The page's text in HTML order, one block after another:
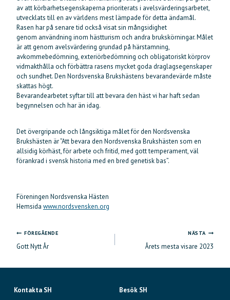
av att körbarhetsegenskaperna prioriterats i avelsvärderingsarbetet,
utvecklats till en av världens mest lämpade för detta ändamål.
Rasen har på senare tid också visat sin mångsidighet
genom användning inom hästturism och andra brukskörningar. Målet
är att genom avelsvärdering grundad på härstamning,
avkommebedömning, exteriörbedömning och obligatoriskt körprov
vidmakthålla och förbättra rasens mycket goda draglagsegenskaper
och sundhet. Den Nordsvenska Brukshästens bevarandevärde måste
skattas högt.
Bevarandearbetet syftar till att bevara den häst vi har haft sedan
begynnelsen och har än idag.
Det övergripande och långsiktiga målet för den Nordsvenska
Brukshästen är ”Att bevara den Nordsvenska Brukshästen som en
allsidig körhäst, för arbete och fritid, med gott temperament, väl
förankrad i svensk historia med en bred genetisk bas”.
Föreningen Nordsvenska Hästen
Hemsida www.nordsvensken.org
Inläggsnavigering
FÖREGÅENDE
Gott Nytt År
NÄSTA
Årets mesta visare 2023
Kontakta SH
Besök SH